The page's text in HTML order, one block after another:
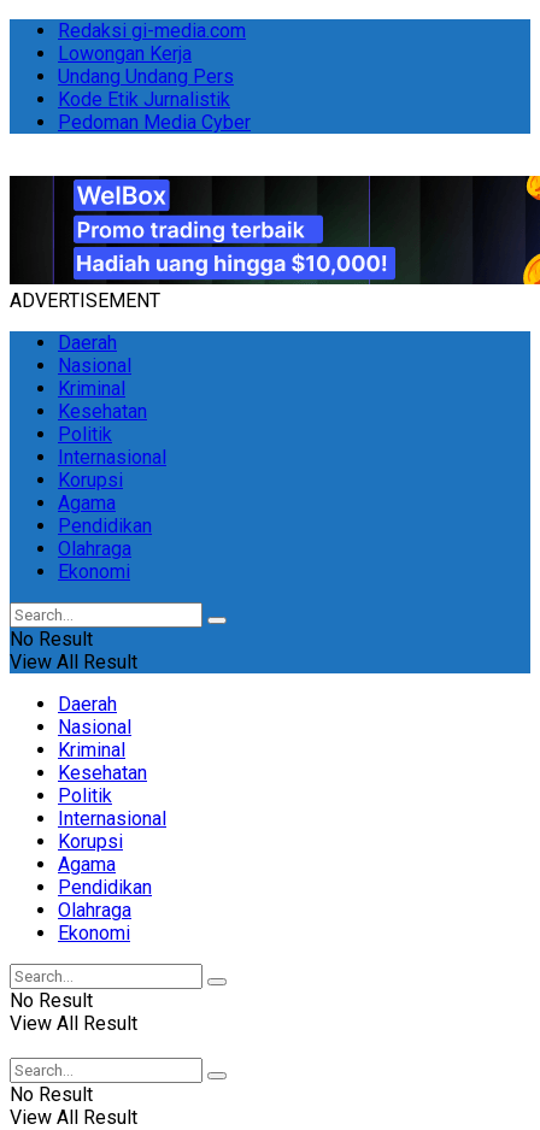
Redaksi gi-media.com
Lowongan Kerja
Undang Undang Pers
Kode Etik Jurnalistik
Pedoman Media Cyber
ADVERTISEMENT
Daerah
Nasional
Kriminal
Kesehatan
Politik
Internasional
Korupsi
Agama
Pendidikan
Olahraga
Ekonomi
No Result
View All Result
Daerah
Nasional
Kriminal
Kesehatan
Politik
Internasional
Korupsi
Agama
Pendidikan
Olahraga
Ekonomi
No Result
View All Result
No Result
View All Result